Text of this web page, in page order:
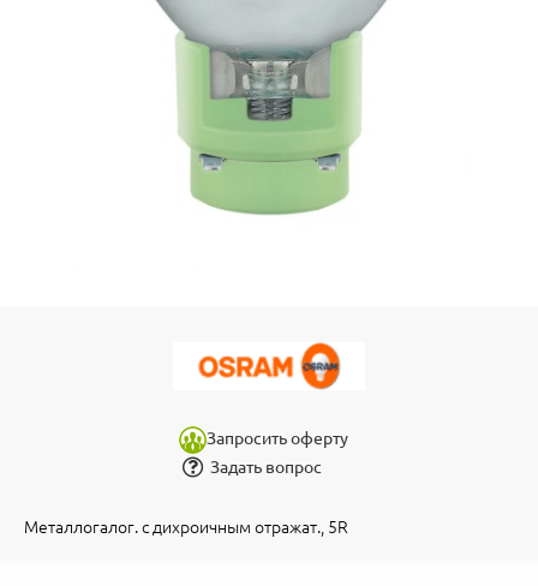
Запросить оферту
Задать вопрос
Металлогалог. с дихроичным отражат., 5R